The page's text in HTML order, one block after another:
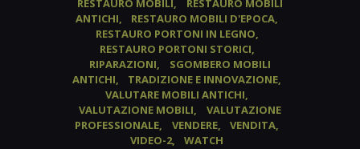
RESTAURO MOBILI
RESTAURO MOBILI
ANTICHI
RESTAURO MOBILI D'EPOCA
RESTAURO PORTONI IN LEGNO
RESTAURO PORTONI STORICI
RIPARAZIONI
SGOMBERO MOBILI
ANTICHI
TRADIZIONE E INNOVAZIONE
VALUTARE MOBILI ANTICHI
VALUTAZIONE MOBILI
VALUTAZIONE
PROFESSIONALE
VENDERE
VENDITA
VIDEO-2
WATCH